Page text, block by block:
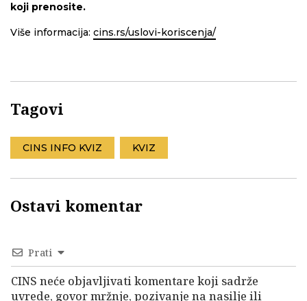
koji prenosite.
Više informacija: cins.rs/uslovi-koriscenja/
Tagovi
CINS INFO KVIZ KVIZ
Ostavi komentar
Prati
CINS neće objavljivati komentare koji sadrže
uvrede, govor mržnje, pozivanje na nasilje ili